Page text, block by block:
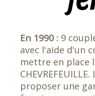
En 1990 : 9
avec l'aide d'un
mettre en place
proposer une